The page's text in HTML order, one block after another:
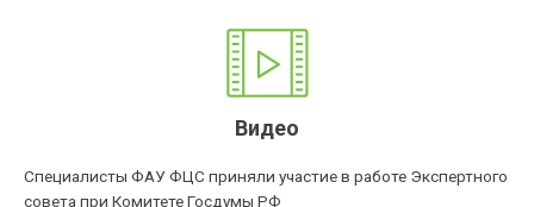
Видео
Специалисты ФАУ ФЦС приняли участие в работе Экспертного
совета при Комитете Госдумы РФ